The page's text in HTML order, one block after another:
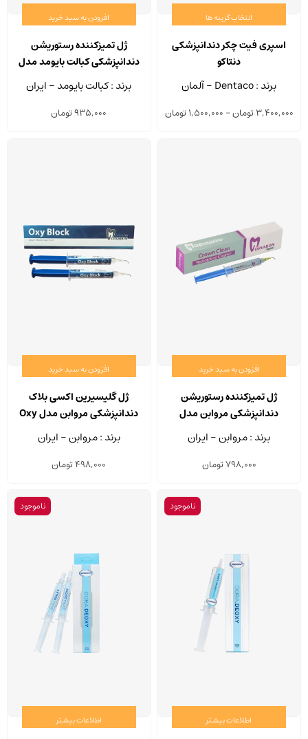
انتخاب گزینه ها
این
محصول
می
اسپری فیت چکر دندانپزشکی
دنتاکو
برند : Dentaco - آلمان
3,400,000تومان–
1,500,000تومانPrice
افزودن به سبد خرید
ژل تمیزکننده رستوریشن
دندانپزشکی کبالت بایومد مدل
Cobalt Zirconia Clean سرنگ
برند : کبالت بایومد - ایران
935,000تومان
افزودن به سبد خرید
ژل تمیزکننده رستوریشن
دندانپزشکی مروابن مدل
Crown Clean سرنگ 5 گرم
برند : مروابن - ایران
798,000تومان
افزودن به سبد خرید
ژل گلیسیرین اکسی بلاک
دندانپزشکی مروابن مدل Oxy
برند : مروابن - ایران
498,000تومان
ناموجود
اطلاعات بیشتر
ناموجود
اطلاعات بیشتر